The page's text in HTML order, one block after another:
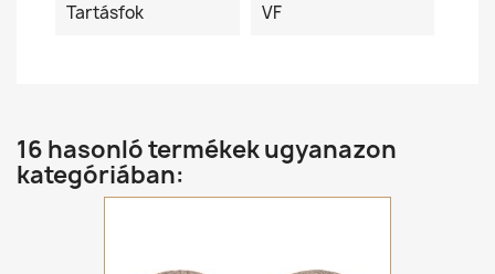
Tartásfok
VF
16 hasonló termékek ugyanazon
kategóriában: